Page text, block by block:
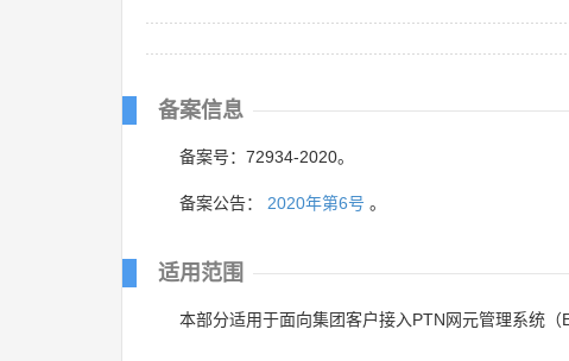
备案信息
备案号：72934-2020。
备案公告： 2020年第6号 。
适用范围
本部分适用于面向集团客户接入PTN网元管理系统（